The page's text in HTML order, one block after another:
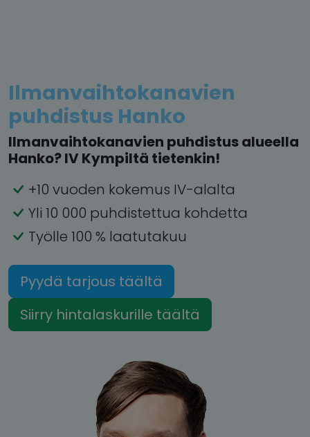
Ilmanvaihtokanavien
puhdistus Hanko
Ilmanvaihtokanavien puhdistus alueella
Hanko? IV Kympiltä tietenkin!
+10 vuoden kokemus IV-alalta
Yli 10 000 puhdistettua kohdetta
Työlle 100 % laatutakuu
Pyydä tarjous täältä
Siirry hintalaskurille täältä